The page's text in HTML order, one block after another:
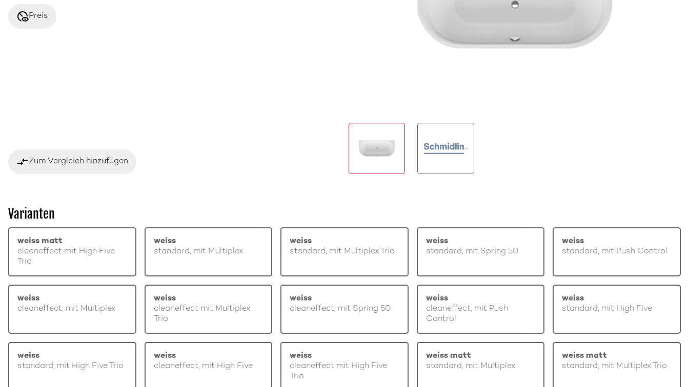
disabled_visiblePreis
compare_arrowsZum Vergleich hinzufügen
Varianten
weiss matt
cleaneffect mit High Five
Trio
weiss
standard, mit Multiplex
weiss
standard, mit Multiplex Trio
weiss
standard, mit Spring 50
weiss
standard, mit Push Control
weiss
cleaneffect, mit Multiplex
weiss
cleaneffect mit Multiplex
Trio
weiss
cleaneffect, mit Spring 50
weiss
cleaneffect, mit Push
Control
weiss
standard, mit High Five
weiss
standard, mit High Five Trio
weiss
cleaneffect, mit High Five
weiss
cleaneffect mit High Five
Trio
weiss matt
standard, mit Multiplex
weiss matt
standard, mit Multiplex Trio